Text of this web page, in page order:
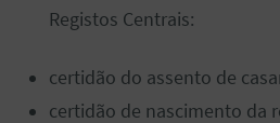
Registos Centrais:
certidão do assento de
certidão de nascimento da